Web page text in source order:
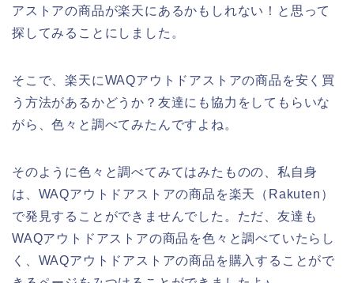
アストアの商品が楽天にあるかもしれない！と思って
探してみることにしました。
そこで、楽天にWAQアウトドアストアの商品を安く買
う方法があるかどうか？友達にも協力をしてもらいな
がら、色々と調べてみたんですよね。
そのように色々と調べてみてはみたものの、私自身
は、WAQアウトドアストアの商品を楽天（Rakuten）
で発見することができませんでした。ただ、友達も
WAQアウトドアストアの商品を色々と調べていたらし
く、WAQアウトドアストアの商品を購入することがで